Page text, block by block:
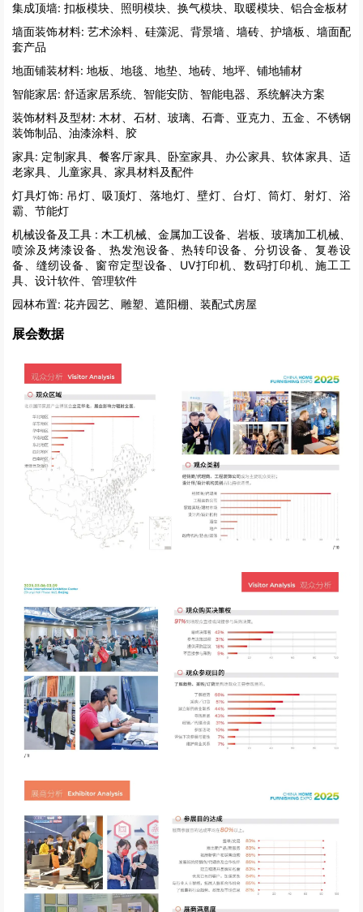
集成顶墙: 扣板模块、照明模块、换气模块、取暖模块、铝合金板材
墙面装饰材料: 艺术涂料、硅藻泥、背景墙、墙砖、护墙板、墙面配
套产品
地面铺装材料: 地板、地毯、地垫、地砖、地坪、铺地辅材
智能家居: 舒适家居系统、智能安防、智能电器、系统解决方案
装饰材料及型材: 木材、石材、玻璃、石膏、亚克力、五金、不锈钢
装饰制品、油漆涂料、胶
家具: 定制家具、餐客厅家具、卧室家具、办公家具、软体家具、适
老家具、儿童家具、家具材料及配件
灯具灯饰: 吊灯、吸顶灯、落地灯、壁灯、台灯、筒灯、射灯、浴
霸、节能灯
机械设备及工具 : 木工机械、金属加工设备、岩板、玻璃加工机械、
喷涂及烤漆设备、热发泡设备、热转印设备、分切设备、复卷设
备、缝纫设备、窗帘定型设备、UV打印机、数码打印机、施工工
具、设计软件、管理软件
园林布置: 花卉园艺、雕塑、遮阳棚、装配式房屋
展会数据